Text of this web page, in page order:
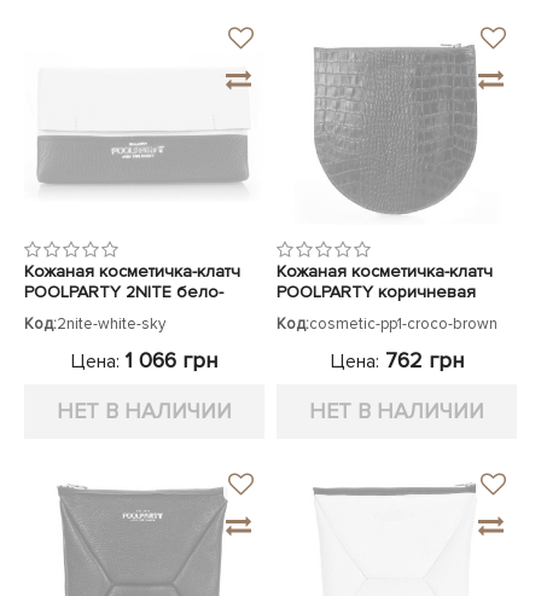
Кожаная косметичка-клатч
POOLPARTY 2NITE бело-
синяя
Код:2nite-white-sky
Цена: 1 066 грн
НЕТ В НАЛИЧИИ
Кожаная косметичка-клатч
POOLPARTY коричневая
Код:cosmetic-pp1-croco-brown
Цена: 762 грн
НЕТ В НАЛИЧИИ